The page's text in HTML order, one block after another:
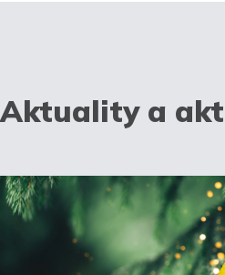
Aktuality a